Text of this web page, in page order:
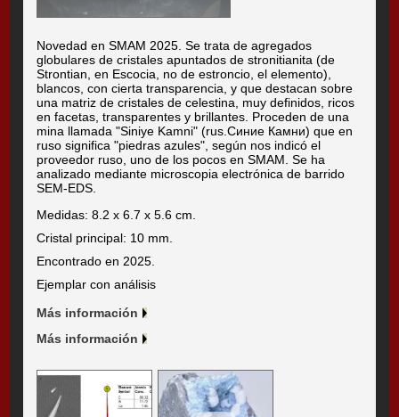
Novedad en SMAM 2025. Se trata de agregados
globulares de cristales apuntados de stronitianita (de
Strontian, en Escocia, no de estroncio, el elemento),
blancos, con cierta transparencia, y que destacan sobre
una matriz de cristales de celestina, muy definidos, ricos
en facetas, transparentes y brillantes. Proceden de una
mina llamada "Siniye Kamni" (rus.Синие Камни) que en
ruso significa "piedras azules", según nos indicó el
proveedor ruso, uno de los pocos en SMAM. Se ha
analizado mediante microscopia electrónica de barrido
SEM-EDS.
Medidas: 8.2 x 6.7 x 5.6 cm.
Cristal principal: 10 mm.
Encontrado en 2025.
Ejemplar con análisis
Más información
Más información